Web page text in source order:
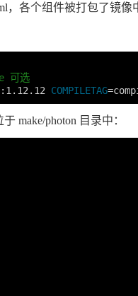
，各个组件被打包了镜
可选
COMPILETAG=
make/photon 目录中：